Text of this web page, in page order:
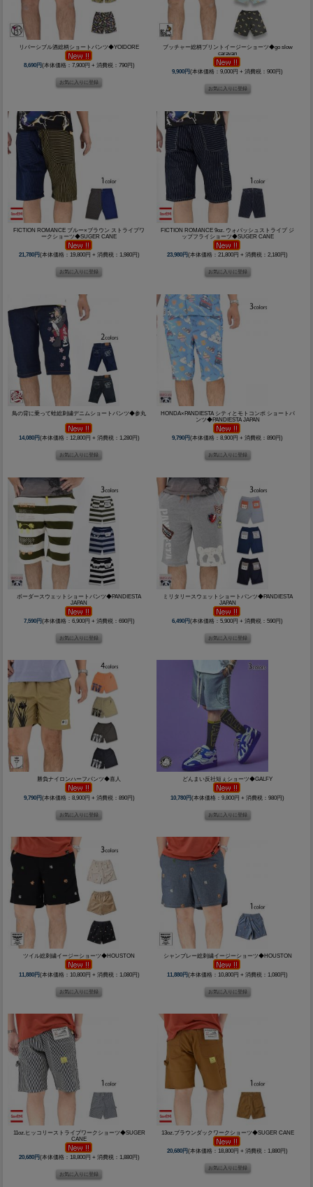
リバーシブル酒総柄ショートパンツ◆YOIDORE
8,690円(本体価格：7,900円 + 消費税：790円)
ブッチャー総柄プリントイージーショーツ◆go slow
caravan
9,900円(本体価格：9,000円 + 消費税：900円)
FICTION ROMANCE ブルー×ブラウン ストライプワ
ークショーツ◆SUGER CANE
21,780円(本体価格：19,800円 + 消費税：1,980円)
FICTION ROMANCE 9oz. ウォバッシュストライプ ジ
ップフライショーツ◆SUGER CANE
23,980円(本体価格：21,800円 + 消費税：2,180円)
鳥の背に乗って蛙総刺繍デニムショートパンツ◆参丸
一
14,080円(本体価格：12,800円 + 消費税：1,280円)
HONDA×PANDIESTA シティとモトコンポ ショートパ
ンツ◆PANDIESTA JAPAN
9,790円(本体価格：8,900円 + 消費税：890円)
ボーダースウェットショートパンツ◆PANDIESTA
JAPAN
7,590円(本体価格：6,900円 + 消費税：690円)
ミリタリースウェットショートパンツ◆PANDIESTA
JAPAN
6,490円(本体価格：5,900円 + 消費税：590円)
勝負ナイロンハーフパンツ◆喜人
9,790円(本体価格：8,900円 + 消費税：890円)
どんまい反社短ぇショーツ◆GALFY
10,780円(本体価格：9,800円 + 消費税：980円)
ツイル総刺繍イージーショーツ◆HOUSTON
11,880円(本体価格：10,800円 + 消費税：1,080円)
シャンブレー総刺繍イージーショーツ◆HOUSTON
11,880円(本体価格：10,800円 + 消費税：1,080円)
11oz.ヒッコリーストライプワークショーツ◆SUGER
CANE
20,680円(本体価格：18,800円 + 消費税：1,880円)
13oz.ブラウンダックワークショーツ◆SUGER CANE
20,680円(本体価格：18,800円 + 消費税：1,880円)